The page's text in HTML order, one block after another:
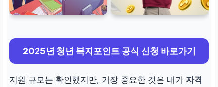
2025년 청년 복지포인트 공식 신청 바로가기
지원 규모는 확인했지만, 가장 중요한 것은 내가 자격